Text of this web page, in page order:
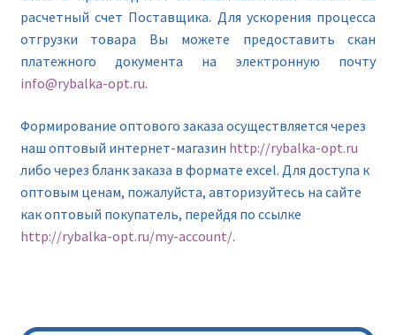
расчетный счет Поставщика. Для ускорения процесса
отгрузки товара Вы можете предоставить скан
платежного документа на электронную почту
info@rybalka-opt.ru.
Формирование оптового заказа осуществляется через
наш оптовый интернет-магазин http://rybalka-opt.ru
либо через бланк заказа в формате excel. Для доступа к
оптовым ценам, пожалуйста, авторизуйтесь на сайте
как оптовый покупатель, перейдя по ссылке
http://rybalka-opt.ru/my-account/.